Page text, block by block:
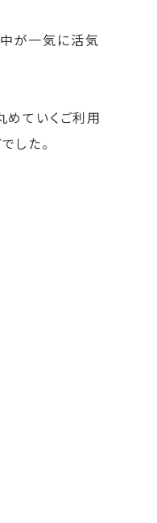
中が一気に活気
めていくご利用
した。